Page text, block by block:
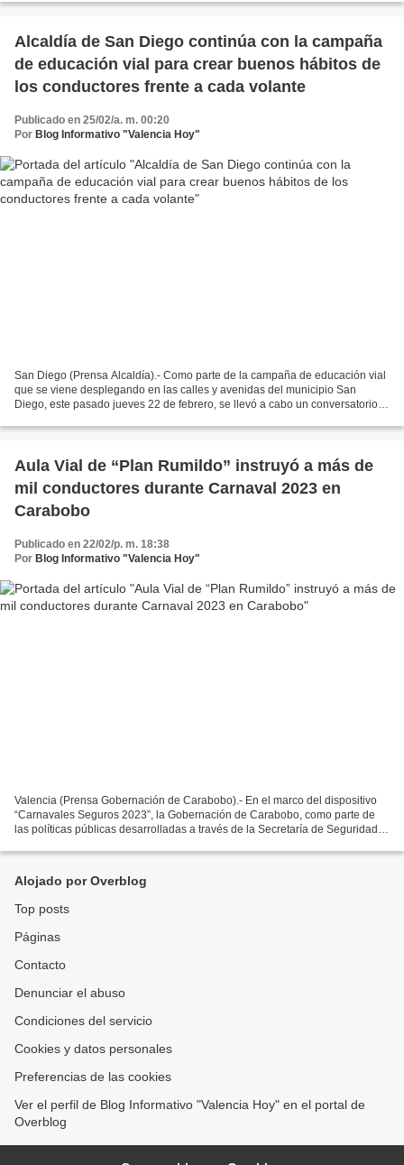
Alcaldía de San Diego continúa con la campaña
de educación vial para crear buenos hábitos de
los conductores frente a cada volante
Publicado en 25/02/a. m. 00:20
Por Blog Informativo "Valencia Hoy"
San Diego (Prensa Alcaldía).- Como parte de la campaña de educación vial
que se viene desplegando en las calles y avenidas del municipio San
Diego, este pasado jueves 22 de febrero, se llevó a cabo un conversatorio
Aula Vial de “Plan Rumildo” instruyó a más de
mil conductores durante Carnaval 2023 en
Carabobo
Publicado en 22/02/p. m. 18:38
Por Blog Informativo "Valencia Hoy"
Valencia (Prensa Gobernación de Carabobo).- En el marco del dispositivo
“Carnavales Seguros 2023”, la Gobernación de Carabobo, como parte de
las políticas públicas desarrolladas a través de la Secretaría de Seguridad
Alojado por Overblog
Top posts
Páginas
Contacto
Denunciar el abuso
Condiciones del servicio
Cookies y datos personales
Preferencias de las cookies
Ver el perfil de Blog Informativo "Valencia Hoy" en el portal de
Overblog